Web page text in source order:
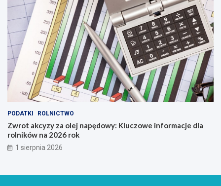
PODATKI ROLNICTWO
Zwrot akcyzy za olej napędowy: Kluczowe informacje dla
rolników na 2026 rok
1 sierpnia 2026